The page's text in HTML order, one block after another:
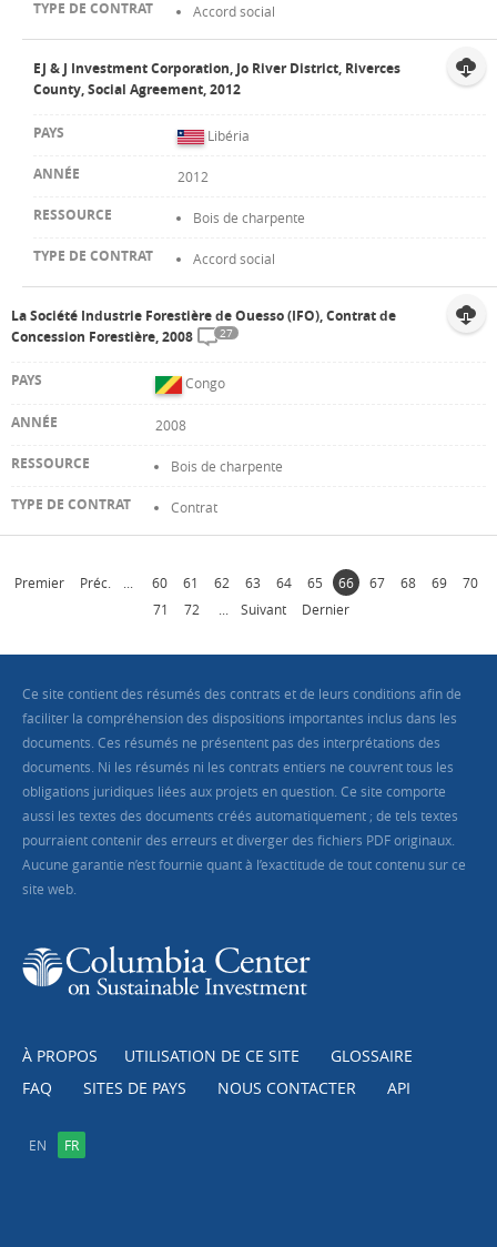
Accord social
EJ & J Investment Corporation, Jo River District, Riverces
County, Social Agreement, 2012
Libéria
2012
Bois de charpente
Accord social
La Société Industrie Forestière de Ouesso (IFO), Contrat de
Concession Forestière, 2008
27
Congo
2008
Bois de charpente
Contrat
Premier Préc. 60 61 62 63 64 65 66 67 68 69
70
71
72 Suivant Dernier
Ce site contient des résumés des contrats et de leurs conditions afin de
faciliter la compréhension des dispositions importantes inclus dans les
documents. Ces résumés ne présentent pas des interprétations des
documents. Ni les résumés ni les contrats entiers ne couvrent tous les
obligations juridiques liées aux projets en question. Ce site comporte
aussi les textes des documents créés automatiquement ; de tels textes
pourraient contenir des erreurs et diverger des fichiers PDF originaux.
Aucune garantie n’est fournie quant à l’exactitude de tout contenu sur ce
site web.
À PROPOS UTILISATION DE CE SITE
GLOSSAIRE
FAQ
SITES DE PAYS NOUS CONTACTER API
EN FR